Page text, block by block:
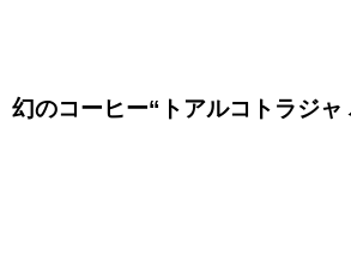
幻のコーヒー“トアルコトラジャ